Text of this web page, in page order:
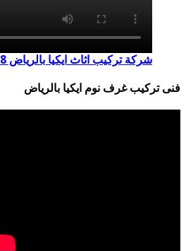
شركة تركيب اثاث ايكيا بالرياض 0506821878
فنى تركيب غرف نوم ايكيا بالرياض